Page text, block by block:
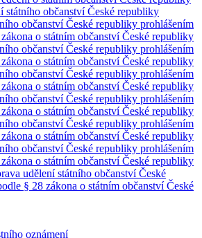
státního občanství České republiky
občanství České republiky prohlášením
o státním občanství České republiky
občanství České republiky prohlášením
o státním občanství České republiky
občanství České republiky prohlášením
o státním občanství České republiky
občanství České republiky prohlášením
o státním občanství České republiky
občanství České republiky prohlášením
o státním občanství České republiky
občanství České republiky prohlášením
o státním občanství České republiky
udělení státního občanství České
§ 28 zákona o státním občanství České
oznámení